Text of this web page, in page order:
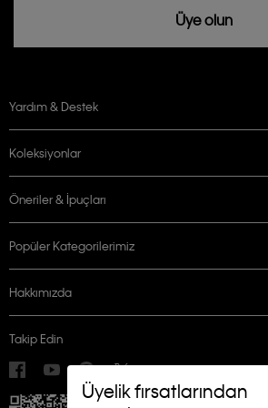
Üyelik fırsatlarından
Üye olun
Yardım & Destek
Koleksiyonlar
Öneriler & İpuçları
Popüler Kategorilerimiz
Hakkımızda
Takip Edin